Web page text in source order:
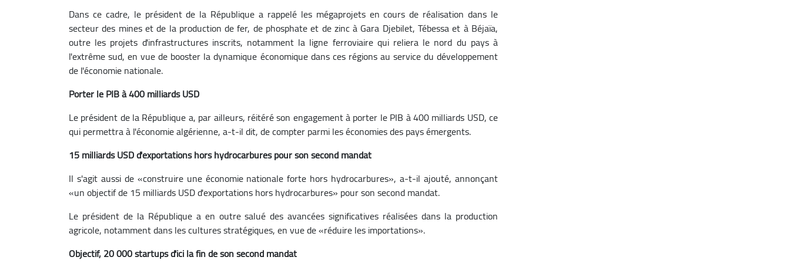
Dans ce cadre, le président de la République a rappelé les mégaprojets en cours de réalisation dans le
secteur des mines et de la production de fer, de phosphate et de zinc à Gara Djebilet, Tébessa et à Béjaïa,
outre les projets d'infrastructures inscrits, notamment la ligne ferroviaire qui reliera le nord du pays à
l'extrême sud, en vue de booster la dynamique économique dans ces régions au service du développement
de l'économie nationale.
Porter le PIB à 400 milliards USD
Le président de la République a, par ailleurs, réitéré son engagement à porter le PIB à 400 milliards USD, ce
qui permettra à l'économie algérienne, a-t-il dit, de compter parmi les économies des pays émergents.
15 milliards USD d'exportations hors hydrocarbures pour son second mandat
Il s'agit aussi de «construire une économie nationale forte hors hydrocarbures», a-t-il ajouté, annonçant
«un objectif de 15 milliards USD d'exportations hors hydrocarbures» pour son second mandat.
Le président de la République a en outre salué des avancées significatives réalisées dans la production
agricole, notamment dans les cultures stratégiques, en vue de «réduire les importations».
Objectif, 20 000 startups d'ici la fin de son second mandat